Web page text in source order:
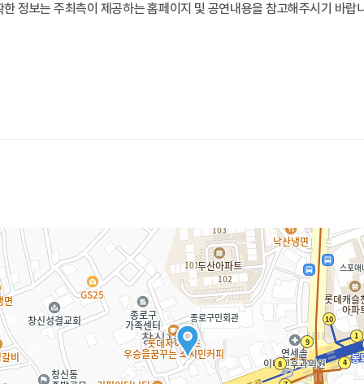
한 정보는 주최측이 제공하는 홈페이지 및 공연내용을 참고해주시기 바랍